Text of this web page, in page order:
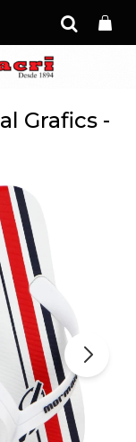
Grafics -